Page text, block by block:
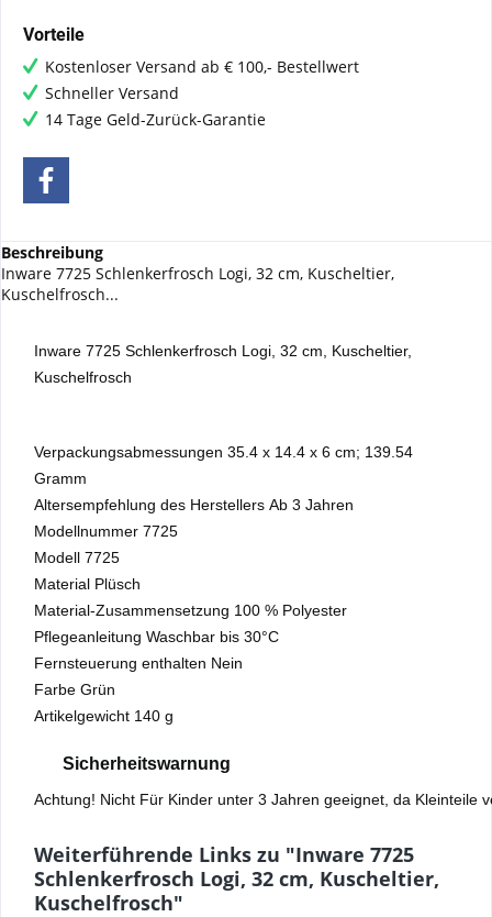
Vorteile
Kostenloser Versand ab € 100,- Bestellwert
Schneller Versand
14 Tage Geld-Zurück-Garantie
Beschreibung
Inware 7725 Schlenkerfrosch Logi, 32 cm, Kuscheltier,
Kuschelfrosch...
Inware 7725 Schlenkerfrosch Logi, 32 cm, Kuscheltier,
Kuschelfrosch
Verpackungsabmessungen ‎35.4 x 14.4 x 6 cm; 139.54
Gramm
Altersempfehlung des Herstellers ‎Ab 3 Jahren
Modellnummer ‎7725
Modell ‎7725
Material ‎Plüsch
Material-Zusammensetzung ‎100 % Polyester
Pflegeanleitung ‎Waschbar bis 30°C
Fernsteuerung enthalten ‎Nein
Farbe ‎Grün
Artikelgewicht ‎140 g
Sicherheitswarnung
Achtung! Nicht Für Kinder unter 3 Jahren geeignet, da Kleinteile
Weiterführende Links zu "Inware 7725
Schlenkerfrosch Logi, 32 cm, Kuscheltier,
Kuschelfrosch"